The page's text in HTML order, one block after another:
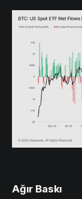
Ağır Baskı